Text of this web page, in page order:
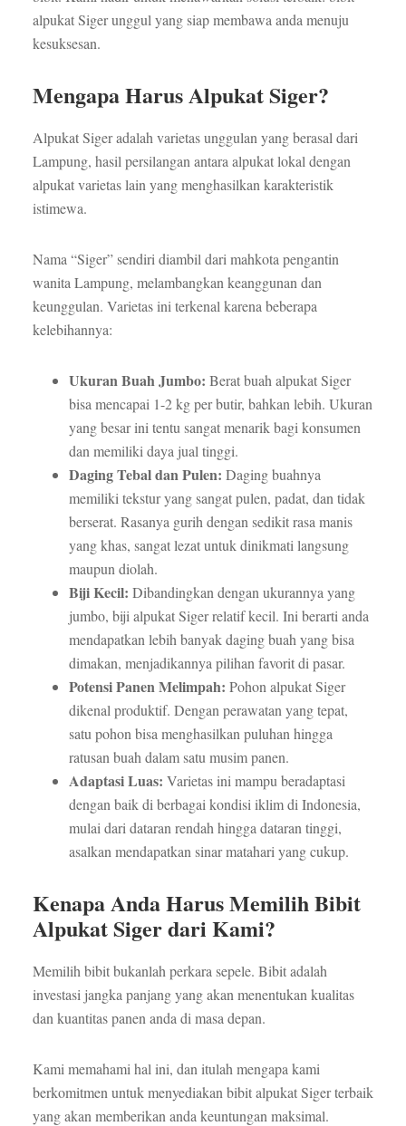
alpukat Siger unggul yang siap membawa anda menuju
kesuksesan.
Mengapa Harus Alpukat Siger?
Alpukat Siger adalah varietas unggulan yang berasal dari
Lampung, hasil persilangan antara alpukat lokal dengan
alpukat varietas lain yang menghasilkan karakteristik
istimewa.
Nama “Siger” sendiri diambil dari mahkota pengantin
wanita Lampung, melambangkan keanggunan dan
keunggulan. Varietas ini terkenal karena beberapa
kelebihannya:
Ukuran Buah Jumbo: Berat buah alpukat Siger
bisa mencapai 1-2 kg per butir, bahkan lebih. Ukuran
yang besar ini tentu sangat menarik bagi konsumen
dan memiliki daya jual tinggi.
Daging Tebal dan Pulen: Daging buahnya
memiliki tekstur yang sangat pulen, padat, dan tidak
berserat. Rasanya gurih dengan sedikit rasa manis
yang khas, sangat lezat untuk dinikmati langsung
maupun diolah.
Biji Kecil: Dibandingkan dengan ukurannya yang
jumbo, biji alpukat Siger relatif kecil. Ini berarti anda
mendapatkan lebih banyak daging buah yang bisa
dimakan, menjadikannya pilihan favorit di pasar.
Potensi Panen Melimpah: Pohon alpukat Siger
dikenal produktif. Dengan perawatan yang tepat,
satu pohon bisa menghasilkan puluhan hingga
ratusan buah dalam satu musim panen.
Adaptasi Luas: Varietas ini mampu beradaptasi
dengan baik di berbagai kondisi iklim di Indonesia,
mulai dari dataran rendah hingga dataran tinggi,
asalkan mendapatkan sinar matahari yang cukup.
Kenapa Anda Harus Memilih Bibit
Alpukat Siger dari Kami?
Memilih bibit bukanlah perkara sepele. Bibit adalah
investasi jangka panjang yang akan menentukan kualitas
dan kuantitas panen anda di masa depan.
Kami memahami hal ini, dan itulah mengapa kami
berkomitmen untuk menyediakan bibit alpukat Siger terbaik
yang akan memberikan anda keuntungan maksimal.